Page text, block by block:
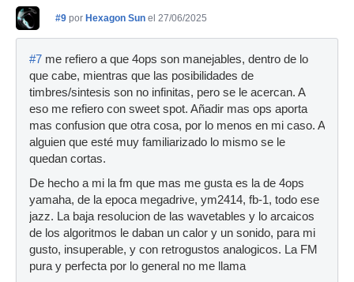
#9 por Hexagon Sun el 27/06/2025
#7 me refiero a que 4ops son manejables, dentro de lo
que cabe, mientras que las posibilidades de
timbres/sintesis son no infinitas, pero se le acercan. A
eso me refiero con sweet spot. Añadir mas ops aporta
mas confusion que otra cosa, por lo menos en mi caso. A
alguien que esté muy familiarizado lo mismo se le
quedan cortas.
De hecho a mi la fm que mas me gusta es la de 4ops
yamaha, de la epoca megadrive, ym2414, fb-1, todo ese
jazz. La baja resolucion de las wavetables y lo arcaicos
de los algoritmos le daban un calor y un sonido, para mi
gusto, insuperable, y con retrogustos analogicos. La FM
pura y perfecta por lo general no me llama